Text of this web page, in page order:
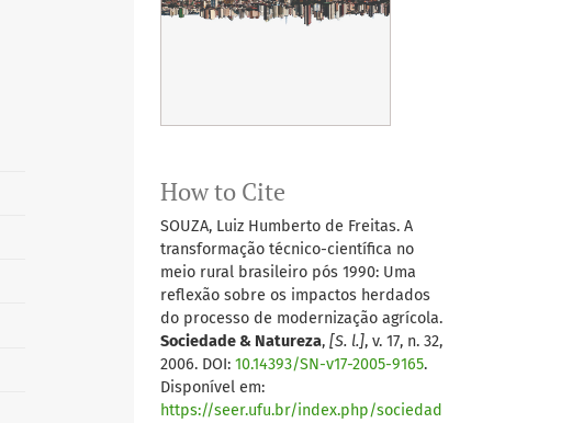
How to Cite
SOUZA, Luiz Humberto de Freitas. A
transformação técnico-científica no
meio rural brasileiro pós 1990: Uma
reflexão sobre os impactos herdados
do processo de modernização agrícola.
Sociedade & Natureza, [S. l.], v. 17, n. 32,
2006. DOI: 10.14393/SN-v17-2005-9165.
Disponível em:
https://seer.ufu.br/index.php/sociedad